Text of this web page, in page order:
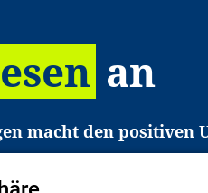
an
macht den positiven
und einem
große